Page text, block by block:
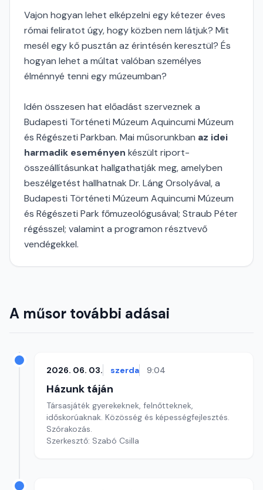
Vajon hogyan lehet elképzelni egy kétezer éves
római feliratot úgy, hogy közben nem látjuk? Mit
mesél egy kő pusztán az érintésén keresztül? És
hogyan lehet a múltat valóban személyes
élménnyé tenni egy múzeumban?
Idén összesen hat előadást szerveznek a
Budapesti Történeti Múzeum Aquincumi Múzeum
és Régészeti Parkban. Mai műsorunkban az idei
harmadik eseményen készült riport-
összeállításunkat hallgathatják meg, amelyben
beszélgetést hallhatnak Dr. Láng Orsolyával, a
Budapesti Történeti Múzeum Aquincumi Múzeum
és Régészeti Park főmuzeológusával; Straub Péter
régésszel; valamint a programon résztvevő
vendégekkel.
A műsor további adásai
2026. 06. 03. szerda 9:04
Házunk táján
Társasjáték gyerekeknek, felnőtteknek,
időskorúaknak. Közösség és képességfejlesztés.
Szórakozás.
Szerkesztő: Szabó Csilla